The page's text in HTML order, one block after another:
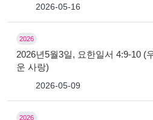
2026-05-16
2026
2026년5월3일, 요한일서 4:9-10 (
운 사랑)
2026-05-09
2026